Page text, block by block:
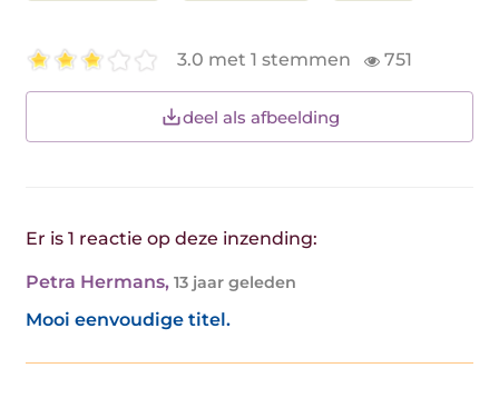
3.0 met 1 stemmen 751
deel als afbeelding
Er is 1 reactie op deze inzending:
Petra Hermans, 13 jaar geleden
Mooi eenvoudige titel.